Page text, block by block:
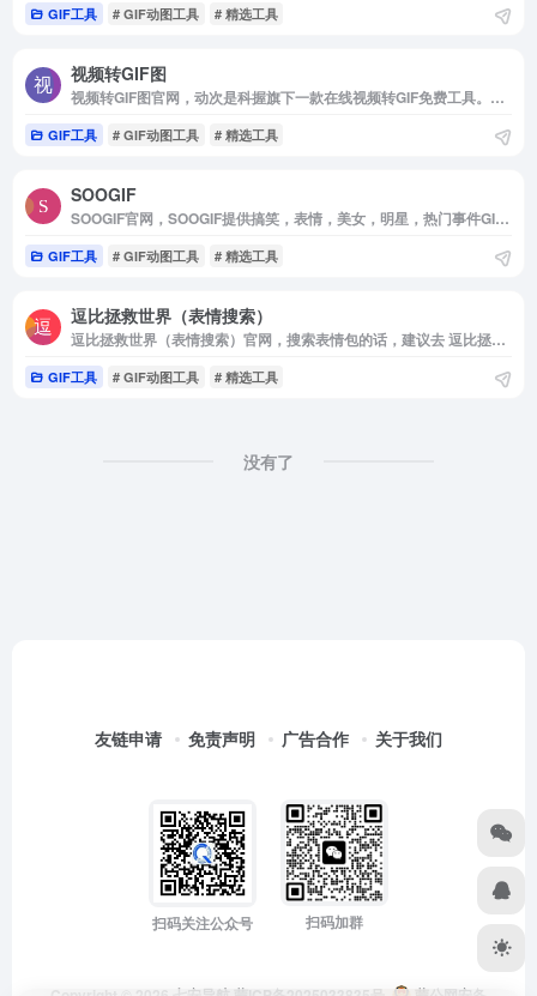
GIF工具 # GIF动图工具 # 精选工具
视频转GIF图
视频转GIF图官网，动次是科握旗下一款在线视频转GIF免费工具。它是为新媒体运营定制的动图制作软件，提供三种GIF尺寸选择，分别对应微信公众号贴图最佳尺寸，微博配图最佳大小和微信表情包制作。动次支持手机浏览器制作视频动图，生成适合微信，微博发布的GIF图片大小。您也可以用小视频制作表情包，并直接将GIF导出保存在手机。
GIF工具 # GIF动图工具 # 精选工具
SOOGIF
SOOGIF官网，SOOGIF提供搞笑，表情，美女，明星，热门事件GIF动图全搜索，GIF工具支持视频转GIF，图片合成GIF，GIF压缩，GIF编辑，GIF裁剪，在线录屏等功能。是QQ，微信斗图神器，微信公众号，微博，新媒体编辑GIF动图素材库，好玩的GIF出处发源地。
GIF工具 # GIF动图工具 # 精选工具
逗比拯救世界（表情搜索）
逗比拯救世界（表情搜索）官网，搜索表情包的话，建议去 逗比拯救世界 这个网站上搜索。比如你这个问题，你总知道这个是 狗 或者 犬吧。
GIF工具 # GIF动图工具 # 精选工具
没有了
友链申请 免责声明 广告合作 关于我们
扫码关注公众号 扫码加群